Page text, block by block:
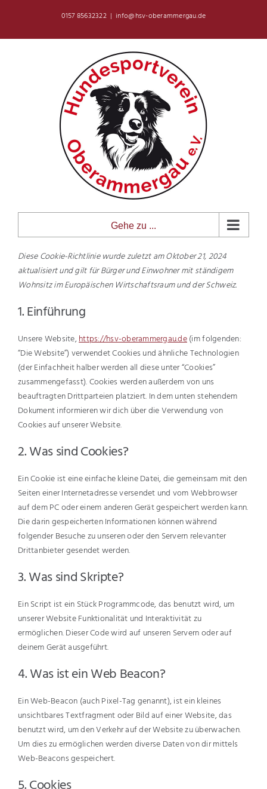
springen
0157 85632322 | info@hsv-oberammergau.de
Gehe zu ...
Diese Cookie-Richtlinie wurde zuletzt am Oktober 21, 2024
aktualisiert und gilt für Bürger und Einwohner mit ständigem
Wohnsitz im Europäischen Wirtschaftsraum und der Schweiz.
1. Einführung
Unsere Website,https://hsv-oberammergau.de(im folgenden:
“Die Website”) verwendet Cookies und ähnliche Technologien
(der Einfachheit halber werden all diese unter “Cookies”
zusammengefasst). Cookies werden außerdem von uns
beauftragten Drittparteien platziert. In dem unten stehendem
Dokument informieren wir dich über die Verwendung von
Cookies auf unserer Website.
2. Was sind Cookies?
Ein Cookie ist eine einfache kleine Datei, die gemeinsam mit den
Seiten einer Internetadresse versendet und vom Webbrowser
auf dem PC oder einem anderen Gerät gespeichert werden kann.
Die darin gespeicherten Informationen können während
folgender Besuche zu unseren oder den Servern relevanter
Drittanbieter gesendet werden.
3. Was sind Skripte?
Ein Script ist ein Stück Programmcode, das benutzt wird, um
unserer Website Funktionalität und Interaktivität zu
ermöglichen. Dieser Code wird auf unseren Servern oder auf
deinem Gerät ausgeführt.
4. Was ist ein Web Beacon?
Ein Web-Beacon (auch Pixel-Tag genannt), ist ein kleines
unsichtbares Textfragment oder Bild auf einer Website, das
benutzt wird, um den Verkehr auf der Website zu überwachen.
Um dies zu ermöglichen werden diverse Daten von dir mittels
Web-Beacons gespeichert.